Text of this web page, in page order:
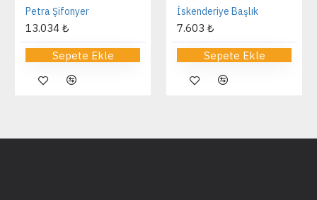
Petra Şifonyer
13.034 ₺
Sepete Ekle
İskenderiye Başlık
7.603 ₺
Sepete Ekle